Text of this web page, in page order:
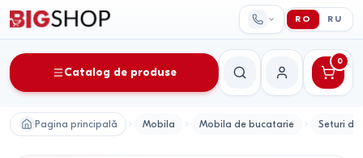
RO RU
Catalog de produse
CăutareContul meu
0
Pagina principală Mobila Mobila de bucatarie Seturi de